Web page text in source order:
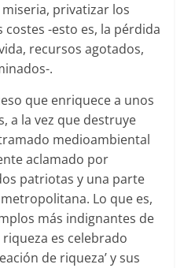
privatizar los
-esto es, la pérdida
recursos agotados,
.
que enriquece a unos
a la vez que destruye
medioambiental
aclamado por
patriotas y una parte
Lo que es,
más indignantes de
es celebrado
de riqueza’ y sus